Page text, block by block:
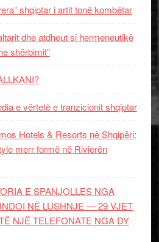
shqiptar i artit tonë kombëtar
dhe atdheut si hermeneutikë
shërbimit”
e vërtetë e tranzicionit shqiptar
Hotels & Resorts në Shqipëri:
merr formë në Rivierën
E SPANJOLLES NGA
NË LUSHNJE — 29 VJET
NJË TELEFONATE NGA DY